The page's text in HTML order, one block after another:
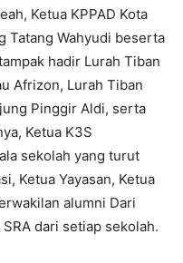
Ketua KPPAD Kota
Tatang Wahyudi beserta
hadir Lurah Tiban
Afrizon, Lurah Tiban
Pinggir Aldi, serta
Ketua K3S
sekolah yang turut
Ketua Yayasan, Ketua
alumni Dari
dari setiap sekolah.